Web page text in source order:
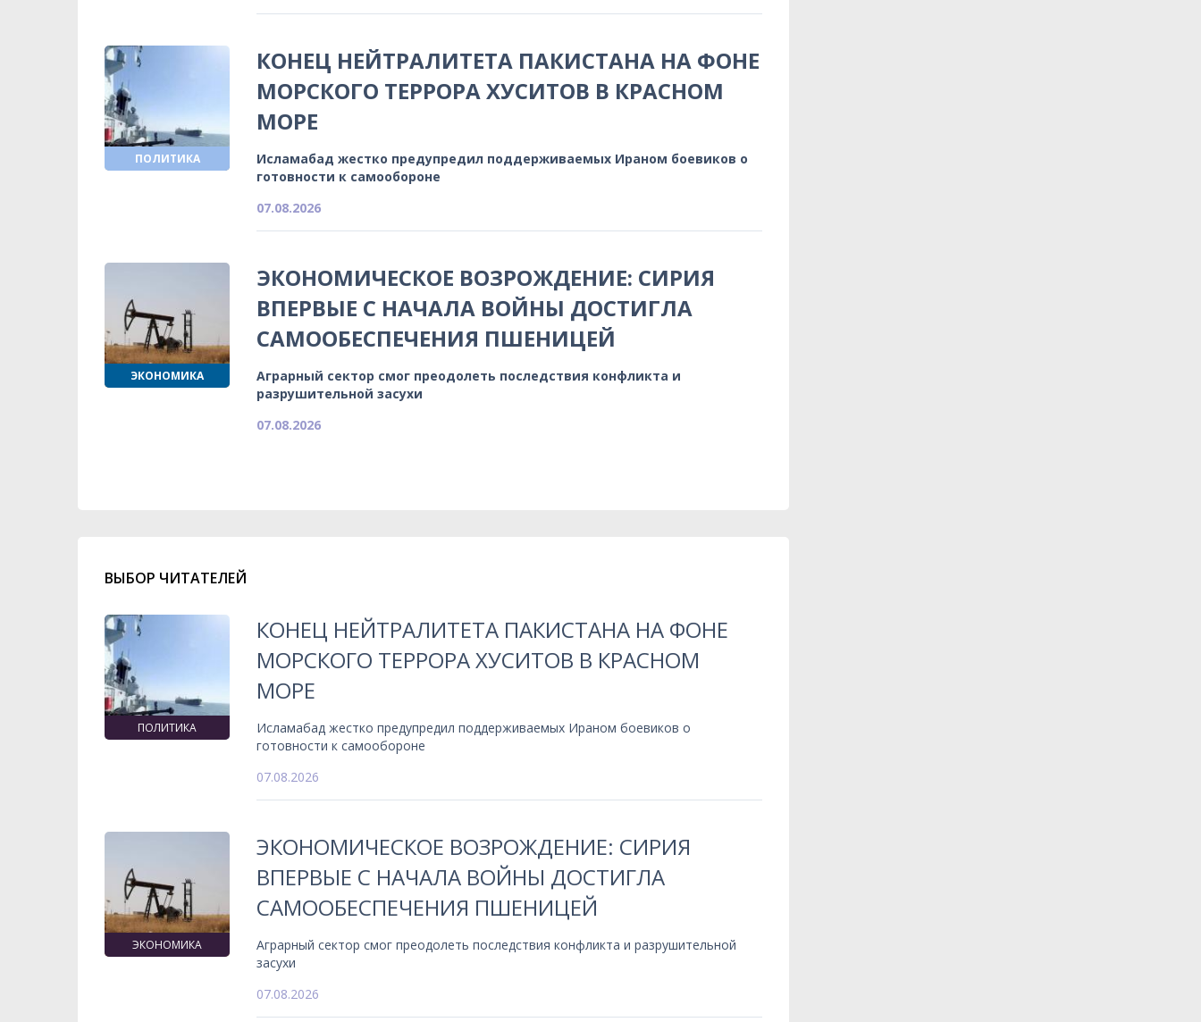
ПОЛИТИКА
КОНЕЦ НЕЙТРАЛИТЕТА ПАКИСТАНА НА ФОНЕ
МОРСКОГО ТЕРРОРА ХУСИТОВ В КРАСНОМ
МОРЕ
Исламабад жестко предупредил поддерживаемых Ираном боевиков о
готовности к самообороне
07.08.2026
ЭКОНОМИКА
ЭКОНОМИЧЕСКОЕ ВОЗРОЖДЕНИЕ: СИРИЯ
ВПЕРВЫЕ С НАЧАЛА ВОЙНЫ ДОСТИГЛА
САМООБЕСПЕЧЕНИЯ ПШЕНИЦЕЙ
Аграрный сектор смог преодолеть последствия конфликта и
разрушительной засухи
07.08.2026
ВЫБОР ЧИТАТЕЛЕЙ
ПОЛИТИКА
КОНЕЦ НЕЙТРАЛИТЕТА ПАКИСТАНА НА ФОНЕ
МОРСКОГО ТЕРРОРА ХУСИТОВ В КРАСНОМ
МОРЕ
Исламабад жестко предупредил поддерживаемых Ираном боевиков о
готовности к самообороне
07.08.2026
ЭКОНОМИКА
ЭКОНОМИЧЕСКОЕ ВОЗРОЖДЕНИЕ: СИРИЯ
ВПЕРВЫЕ С НАЧАЛА ВОЙНЫ ДОСТИГЛА
САМООБЕСПЕЧЕНИЯ ПШЕНИЦЕЙ
Аграрный сектор смог преодолеть последствия конфликта и разрушительной
засухи
07.08.2026